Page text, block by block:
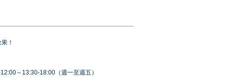
！
～13:30-18:00（週一至週五）